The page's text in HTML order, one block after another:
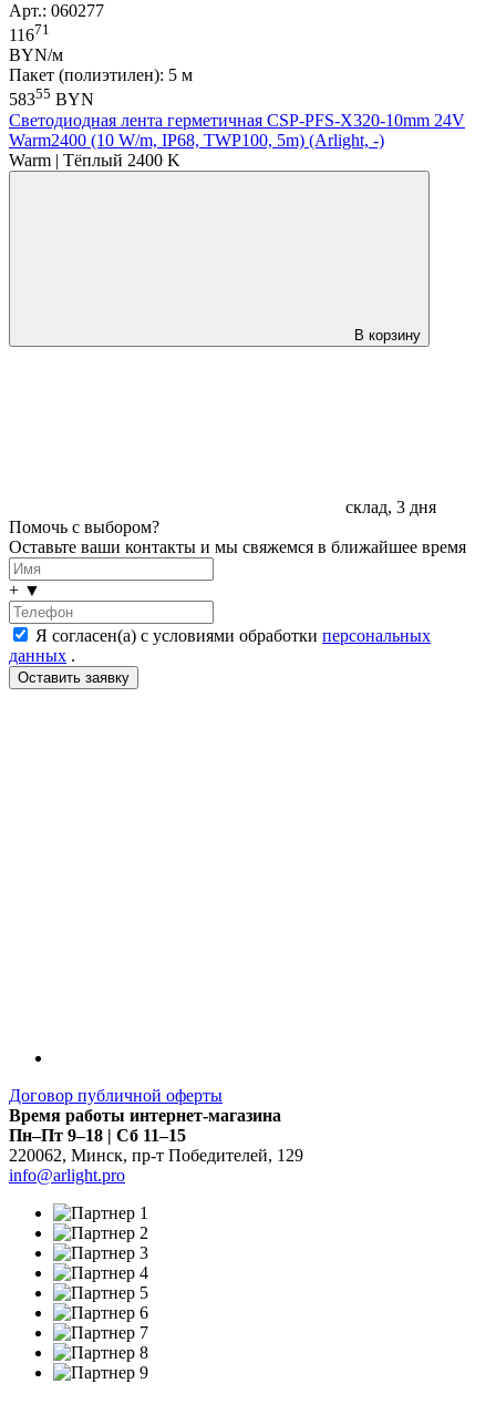
Арт.: 060277
11671
BYN/м
Пакет (полиэтилен): 5 м
58355 BYN
Светодиодная лента герметичная CSP-PFS-X320-10mm 24V
Warm2400 (10 W/m, IP68, TWP100, 5m) (Arlight, -)
Warm | Тёплый 2400 K
В корзину
склад, 3 дня
Помочь с выбором?
Оставьте ваши контакты и мы свяжемся в ближайшее время
+ ▼
Я согласен(а) с условиями обработки персональных
данных .
Договор публичной оферты
Время работы интернет-магазина
Пн–Пт 9–18 | Сб 11–15
220062, Минск, пр-т Победителей, 129
info@arlight.pro